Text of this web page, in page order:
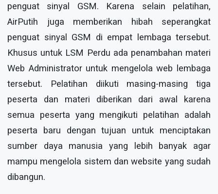
penguat sinyal GSM. Karena selain pelatihan,
AirPutih juga memberikan hibah seperangkat
penguat sinyal GSM di empat lembaga tersebut.
Khusus untuk LSM Perdu ada penambahan materi
Web Administrator untuk mengelola web lembaga
tersebut. Pelatihan diikuti masing-masing tiga
peserta dan materi diberikan dari awal karena
semua peserta yang mengikuti pelatihan adalah
peserta baru dengan tujuan untuk menciptakan
sumber daya manusia yang lebih banyak agar
mampu mengelola sistem dan website yang sudah
dibangun.